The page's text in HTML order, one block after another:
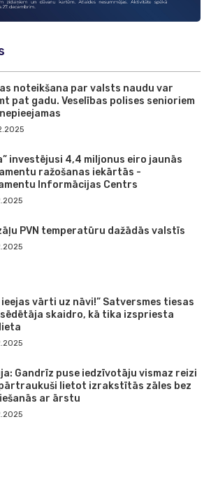
noteikšana par valsts naudu var
pat gadu. Veselības polises senioriem
investējusi 4,4 miljonus eiro jaunās
ražošanas iekārtās -
Informācijas Centrs
PVN temperatūru dažādās valstīs
ieejas vārti uz nāvi!” Satversmes tiesas
skaidro, kā tika izspriesta
Gandrīz puse iedzīvotāju vismaz reizi
lietot izrakstītās zāles bez
ar ārstu